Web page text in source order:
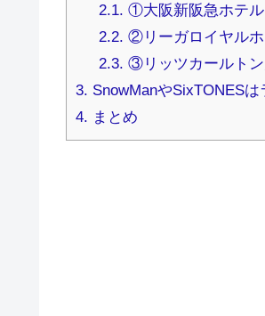
2.1. ①大阪新阪急ホテル
2.2. ②リーガロイヤルホ
2.3. ③リッツカールトン
3. SnowManやSixTONES
4. まとめ